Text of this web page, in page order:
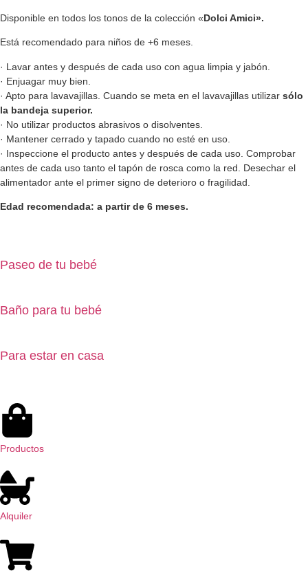
Disponible en todos los tonos de la colección «Dolci Amici».
Está recomendado para niños de +6 meses.
· Lavar antes y después de cada uso con agua limpia y jabón.
· Enjuagar muy bien.
· Apto para lavavajillas. Cuando se meta en el lavavajillas utilizar sólo
la bandeja superior.
· No utilizar productos abrasivos o disolventes.
· Mantener cerrado y tapado cuando no esté en uso.
· Inspeccione el producto antes y después de cada uso. Comprobar
antes de cada uso tanto el tapón de rosca como la red. Desechar el
alimentador ante el primer signo de deterioro o fragilidad.
Edad recomendada: a partir de 6 meses.
Paseo de tu bebé
Baño para tu bebé
Para estar en casa
Productos
Alquiler